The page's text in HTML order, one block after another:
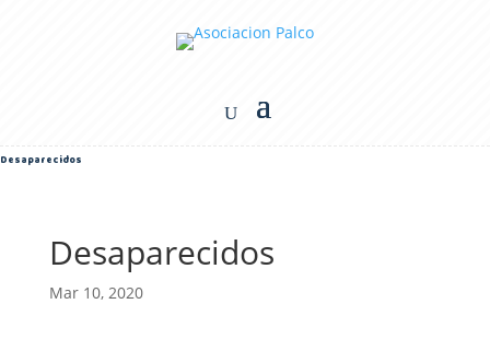
Desaparecidos
Desaparecidos
Mar 10, 2020